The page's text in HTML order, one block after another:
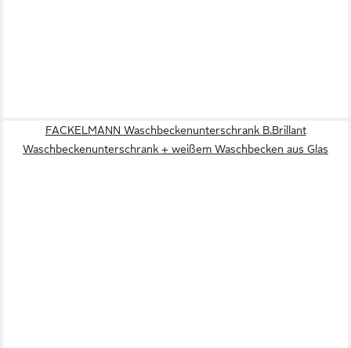
FACKELMANN Waschbeckenunterschrank B.Brillant
Waschbeckenunterschrank + weißem Waschbecken aus Glas